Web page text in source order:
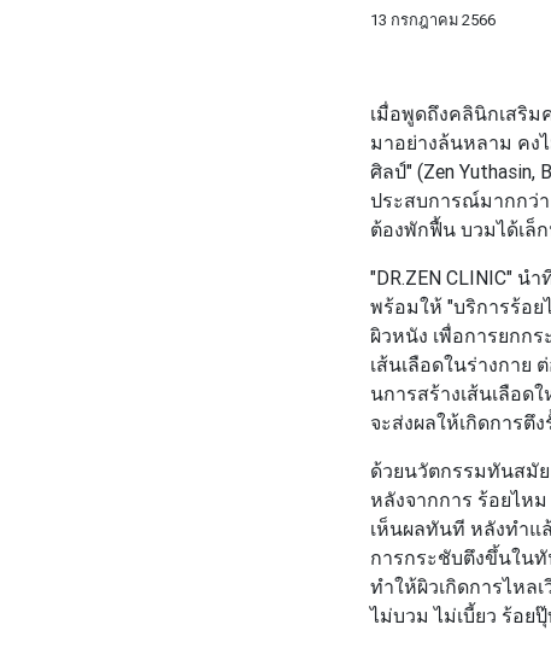
13 กรกฎาคม 2566
เมื่อพูดถึงคลินิกเสริม
มาอย่างล้นหลาม คง
ศิลป์" (Zen Yuthasin,
ประสบการณ์มากกว่า
ต้องพักฟื้น บวมได้เ
"DR.ZEN CLINIC" นำ
พร้อมให้ "บริการร้อย
ผิวหนัง เพื่อการยกก
เส้นเลือดในร่างกาย
นการสร้างเส้นเลือด
จะส่งผลให้เกิดการตึ
ด้วยนวัตกรรมทันสมั
หลังจากการ ร้อยไห
เห็นผลทันที หลังทำแ
การกระชับตึงขึ้นใน
ทำให้ผิวเกิดการไหล
ไม่บวม ไม่เบี้ยว ร้อย